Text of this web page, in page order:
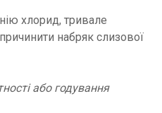
хлорид, тривале
набряк слизової
або годування